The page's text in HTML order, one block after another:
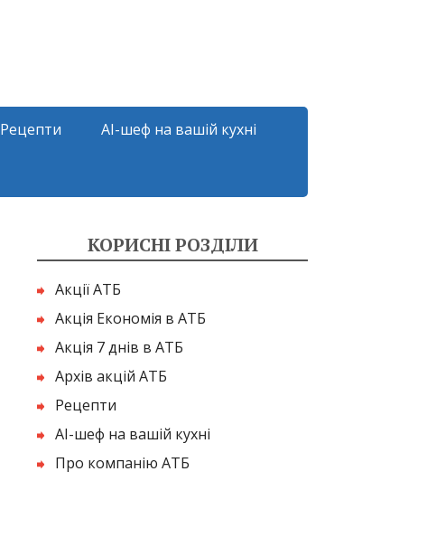
Рецепти AI-шеф на вашій кухні
КОРИСНІ РОЗДІЛИ
Акції АТБ
Акція Економія в АТБ
Акція 7 днів в АТБ
Архів акцій АТБ
Рецепти
AI-шеф на вашій кухні
Про компанію АТБ